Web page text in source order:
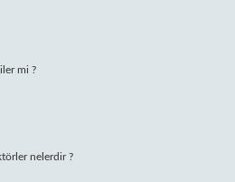
mi ?
nelerdir ?